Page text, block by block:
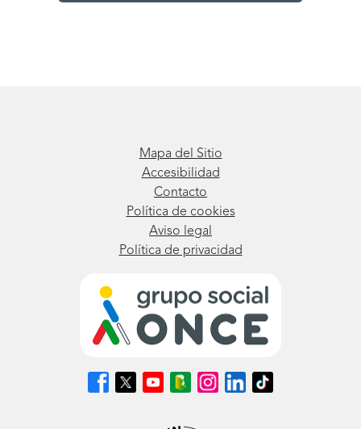
Mapa del Sitio
Accesibilidad
Contacto
Política de cookies
Aviso legal
Política de privacidad
Síguenos
en
Síguenos
en
Síguenos
en
Síguenos
en
Blog
Síguenos
en
Síguenos
en
Síguenos
en